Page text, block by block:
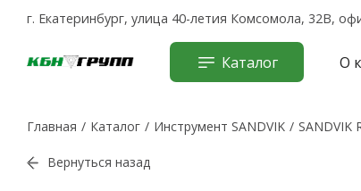
г. Екатеринбург, улица 40-летия Комсомола, 32В,
Каталог О
Главная Каталог Инструмент SANDVIK SANDVIK
Вернуться назад